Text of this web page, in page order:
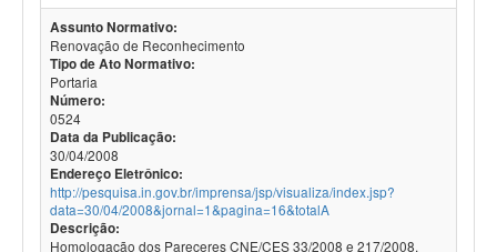
Assunto Normativo:
Renovação de Reconhecimento
Tipo de Ato Normativo:
Portaria
Número:
0524
Data da Publicação:
30/04/2008
Endereço Eletrônico:
http://pesquisa.in.gov.br/imprensa/jsp/visualiza/index.jsp?
data=30/04/2008&jornal=1&pagina=16&totalA
Descrição:
Homologação dos Pareceres CNE/CES 33/2008 e 217/2008.